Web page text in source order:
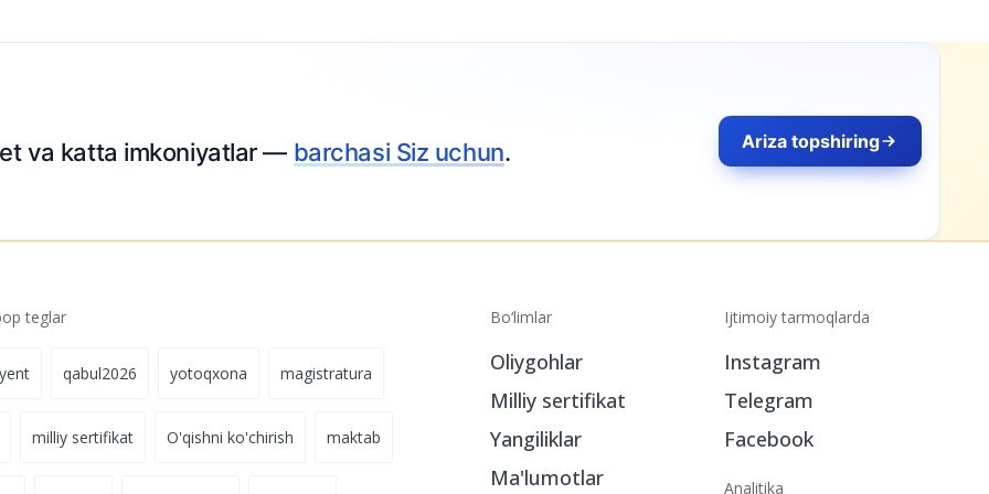
teglar
qabul2026 yotoqxona magistratura
milliy sertifikat O'qishni ko'chirish maktab
Bo‘limlar
Oliygohlar
Milliy sertifikat
Yangiliklar
Ma'lumotlar
Ijtimoiy tarmoqlarda
Instagram
Telegram
Facebook
Analitika